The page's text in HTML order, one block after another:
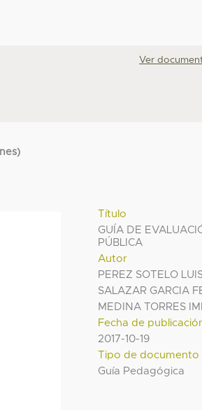
Ver
Título
GUÍA DE
PÚBLICA
Autor
PEREZ SOTELO
SALAZAR GARCIA
MEDINA TORRES
Fecha de
2017-10-19
Tipo de documento
Guía Pedagógica